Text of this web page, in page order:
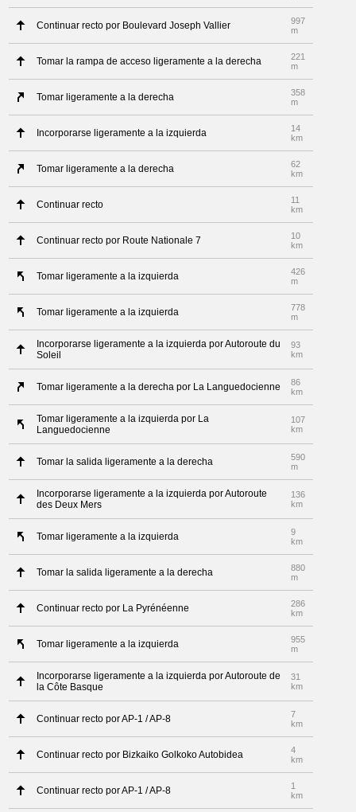
Continuar recto por Boulevard Joseph Vallier
997
m
Tomar la rampa de acceso ligeramente a la derecha
221
m
Tomar ligeramente a la derecha
358
m
Incorporarse ligeramente a la izquierda
14
km
Tomar ligeramente a la derecha
62
km
Continuar recto
11
km
Continuar recto por Route Nationale 7
10
km
Tomar ligeramente a la izquierda
426
m
Tomar ligeramente a la izquierda
778
m
Incorporarse ligeramente a la izquierda por Autoroute du
Soleil
93
km
Tomar ligeramente a la derecha por La Languedocienne
86
km
Tomar ligeramente a la izquierda por La
Languedocienne
107
km
Tomar la salida ligeramente a la derecha
590
m
Incorporarse ligeramente a la izquierda por Autoroute
des Deux Mers
136
km
Tomar ligeramente a la izquierda
9
km
Tomar la salida ligeramente a la derecha
880
m
Continuar recto por La Pyrénéenne
286
km
Tomar ligeramente a la izquierda
955
m
Incorporarse ligeramente a la izquierda por Autoroute de
la Côte Basque
31
km
Continuar recto por AP-1 / AP-8
7
km
Continuar recto por Bizkaiko Golkoko Autobidea
4
km
Continuar recto por AP-1 / AP-8
1
km